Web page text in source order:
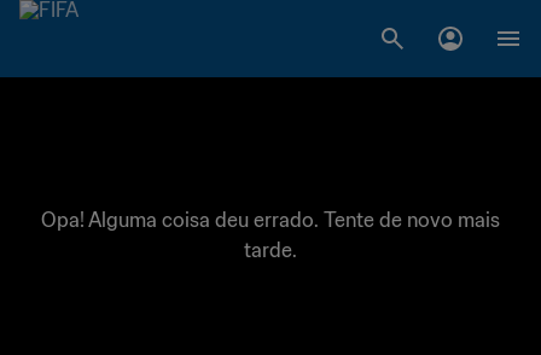
Opa! Alguma coisa deu errado. Tente de novo mais
tarde.